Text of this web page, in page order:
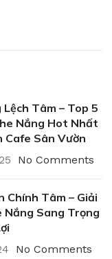
Lệch Tâm – Top 5
Nắng Hot Nhất
Cafe Sân Vườn
No Comments
Chính Tâm – Giải
Nắng Sang Trọng
No Comments